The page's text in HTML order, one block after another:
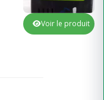
Voir le produit